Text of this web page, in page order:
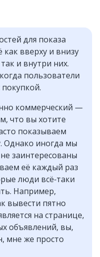
для показа
вверху и внизу
и внутри них.
пользователи
коммерческий —
что вы хотите
показываем
Однако иногда мы
заинтересованы
её каждый раз
люди всё‑таки
Например,
вывести пятно
на странице,
объявлений, вы,
мне же просто